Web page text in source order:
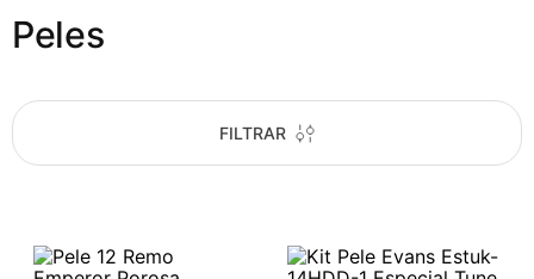
Peles
FILTRAR